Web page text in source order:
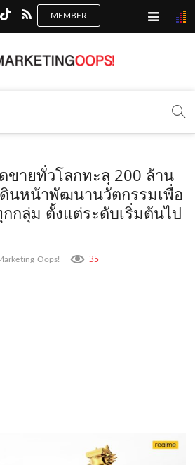
i
k
k
c
o
s
s
ขายทั่วโลกทะลุ 200 ล้าน
ดินหน้าพัฒนานวัตกรรมเพื่อ
กลุ่ม ตั้งแต่ระดับเริ่มต้นไป
Oops! 35